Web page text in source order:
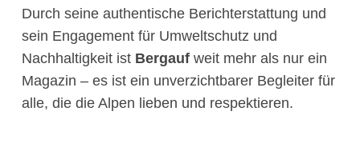
Durch seine authentische Berichterstattung und
sein Engagement für Umweltschutz und
Nachhaltigkeit ist Bergauf weit mehr als nur ein
Magazin – es ist ein unverzichtbarer Begleiter für
alle, die die Alpen lieben und respektieren.